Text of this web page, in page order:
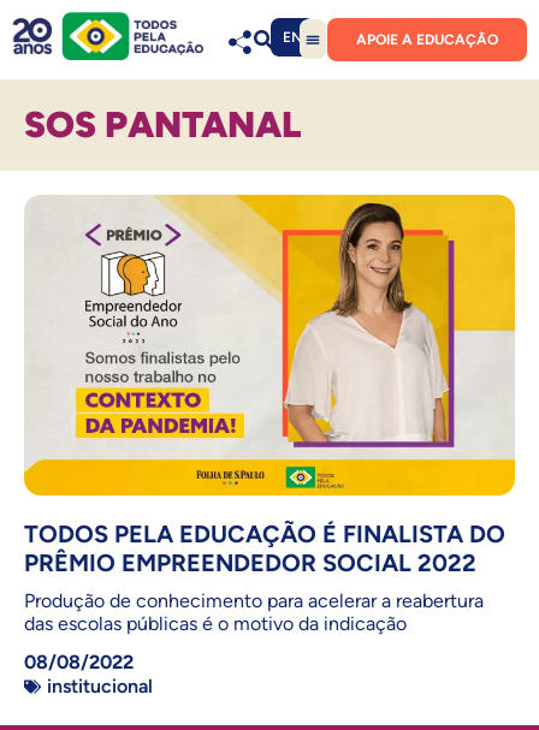
EN APOIE A EDUCAÇÃO
SOS PANTANAL
TODOS PELA EDUCAÇÃO É FINALISTA DO
PRÊMIO EMPREENDEDOR SOCIAL 2022
Produção de conhecimento para acelerar a reabertura
das escolas públicas é o motivo da indicação
08/08/2022
institucional